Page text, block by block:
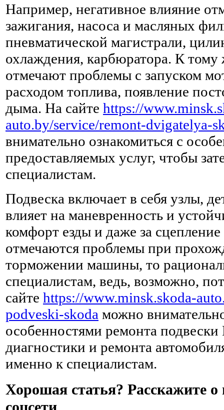
Например, негативное влияние
зажигания, насоса и масляных
пневматической магистрали,
охлаждения, карбюратора. К тому
отмечают проблемы с запуском
расходом топлива, появление
дыма. На сайте https://
auto.by/service/remont-dvigatelya-
внимательно ознакомиться с
предоставляемых услуг, чтобы
специалистам.
Подвеска включает в себя узлы,
влияет на маневренность и
комфорт езды и даже за
отмечаются проблемы при
торможении машины, то
специалистам, ведь, возможно,
сайте https://www.minsk.skoda-
podveski-skoda можно
особенностями ремонта
диагностики и ремонта
именно к специалистам.
Хорошая статья? Расскажите о